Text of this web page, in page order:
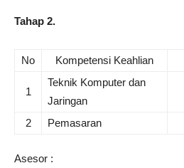
Tahap 2.
No Kompetensi Keahlian
1
Teknik Komputer dan
Jaringan
2 Pemasaran
Asesor :